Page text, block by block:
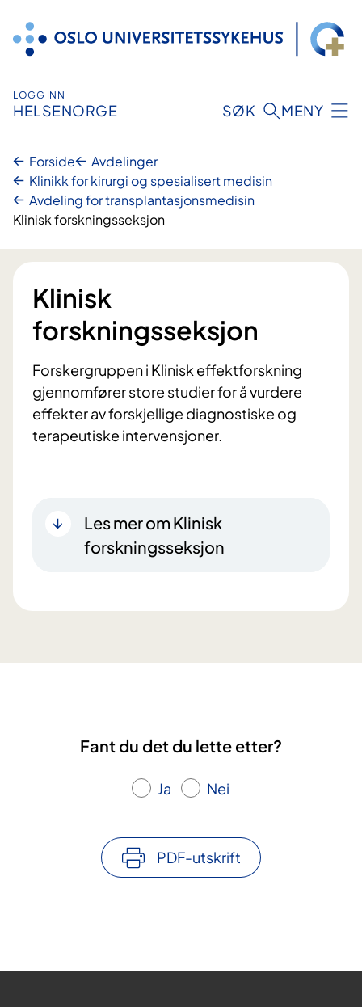
innhold
LOGG INN
HELSENORGE SØK MENY
Forside
Avdelinger
Klinikk for kirurgi og spesialisert medisin
Avdeling for ­­­­­­­­transplantasjons­­medisin
Klinisk forskningsseksjon
Klinisk
forskningsseksjon
Forskergruppen i Klinisk effektforskning
gjennomfører store studier for å vurdere
effekter av forskjellige diagnostiske og
terapeutiske intervensjoner.
Les mer om Klinisk
forskningsseksjon
Fant du det du lette etter?
Ja Nei
PDF-utskrift